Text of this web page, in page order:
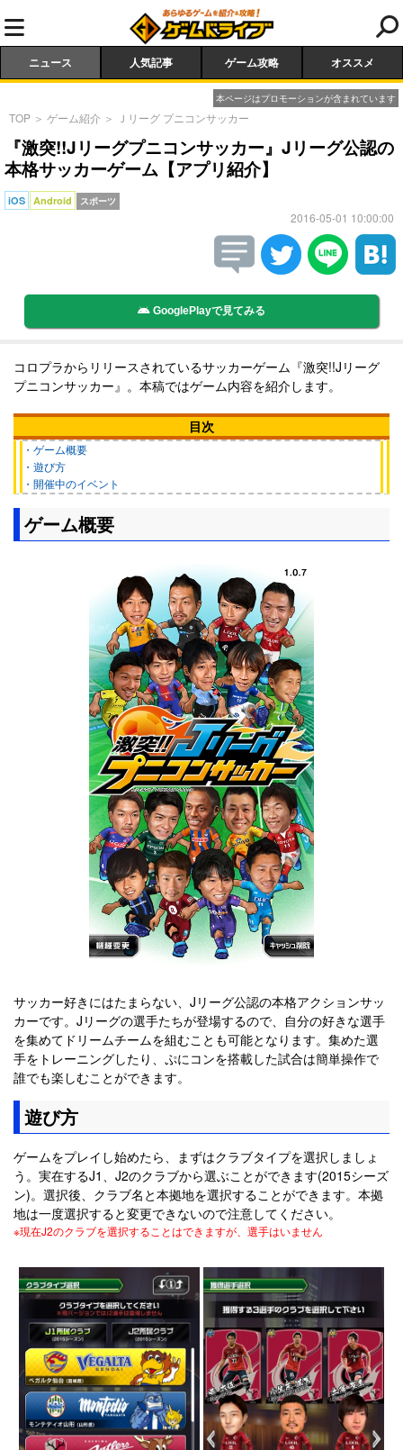
ニュース 人気記事 ゲーム攻略 オススメ
本ページはプロモーションが含まれています
TOP ＞ ゲーム紹介 ＞ Ｊリーグ プニコンサッカー
『激突!!Jリーグプニコンサッカー』Jリーグ公認の
本格サッカーゲーム【アプリ紹介】
iOS Android スポーツ
2016-05-01 10:00:00
GooglePlayで見てみる
コロプラからリリースされているサッカーゲーム『激突!!Jリーグ
プニコンサッカー』。本稿ではゲーム内容を紹介します。
目次
・ゲーム概要
・遊び方
・開催中のイベント
ゲーム概要
サッカー好きにはたまらない、Jリーグ公認の本格アクションサッ
カーです。Jリーグの選手たちが登場するので、自分の好きな選手
を集めてドリームチームを組むことも可能となります。集めた選
手をトレーニングしたり、ぷにコンを搭載した試合は簡単操作で
誰でも楽しむことができます。
遊び方
ゲームをプレイし始めたら、まずはクラブタイプを選択しましょ
う。実在するJ1、J2のクラブから選ぶことができます(2015シーズ
ン)。選択後、クラブ名と本拠地を選択することができます。本拠
地は一度選択すると変更できないので注意してください。
※現在J2のクラブを選択することはできますが、選手はいません